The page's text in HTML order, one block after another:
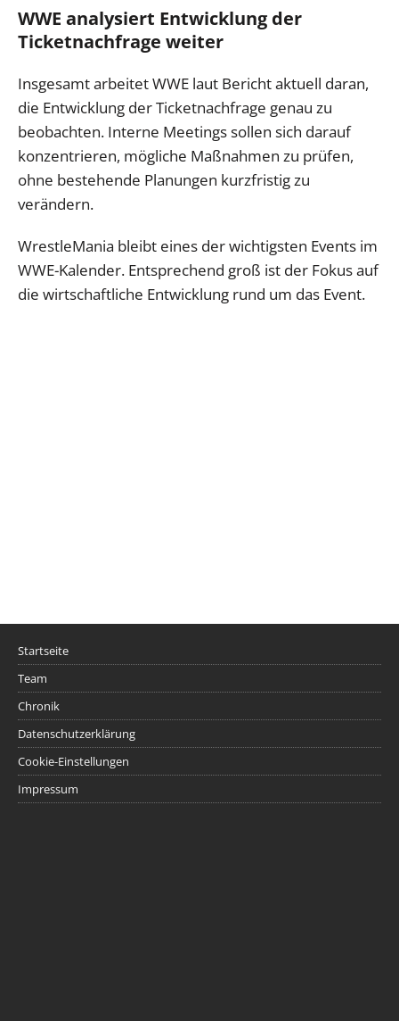
WWE analysiert Entwicklung der
Ticketnachfrage weiter
Insgesamt arbeitet WWE laut Bericht aktuell daran,
die Entwicklung der Ticketnachfrage genau zu
beobachten. Interne Meetings sollen sich darauf
konzentrieren, mögliche Maßnahmen zu prüfen,
ohne bestehende Planungen kurzfristig zu
verändern.
WrestleMania bleibt eines der wichtigsten Events im
WWE-Kalender. Entsprechend groß ist der Fokus auf
die wirtschaftliche Entwicklung rund um das Event.
Startseite
Team
Chronik
Datenschutzerklärung
Cookie-Einstellungen
Impressum